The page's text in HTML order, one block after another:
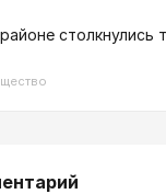
столкнулись